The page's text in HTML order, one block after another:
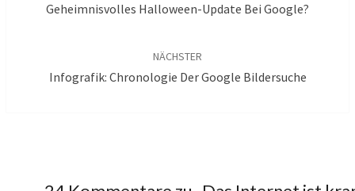
Geheimnisvolles Halloween-Update Bei Google?
NÄCHSTER
Infografik: Chronologie Der Google Bildersuche